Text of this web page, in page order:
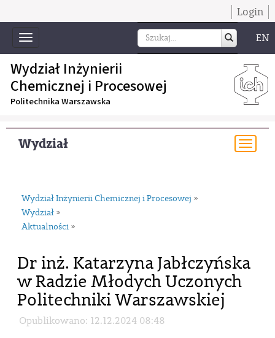
Login
Toggle
navigation
EN
Wydział Inżynierii
Chemicznej i Procesowej
Politechnika Warszawska
Wydział
Wydział Inżynierii Chemicznej i Procesowej »
Wydział »
Aktualności »
Dr inż. Katarzyna Jabłczyńska
w Radzie Młodych Uczonych
Politechniki Warszawskiej
Opublikowano: 12.12.2024 08:48